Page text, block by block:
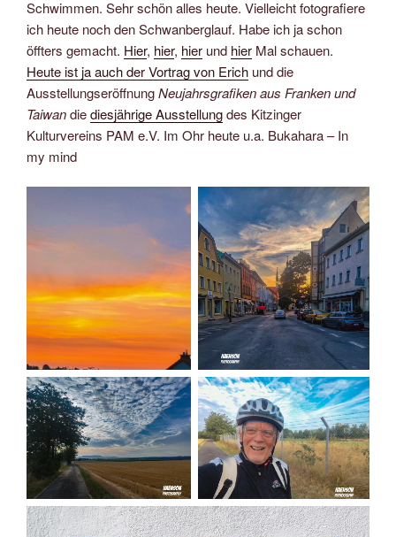
Schwimmen. Sehr schön alles heute. Vielleicht fotografiere
ich heute noch den Schwanberglauf. Habe ich ja schon
öffters gemacht. Hier, hier, hier und hier Mal schauen.
Heute ist ja auch der Vortrag von Erich und die
AusstellungseröffnungNeujahrsgrafiken aus Franken und
Taiwandiediesjährige Ausstellungdes Kitzinger
Kulturvereins PAM e.V. Im Ohr heute u.a. Bukahara – In
my mind